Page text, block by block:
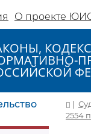
О проекте
|
2554